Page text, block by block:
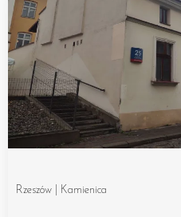
Rzeszów | Kamienica